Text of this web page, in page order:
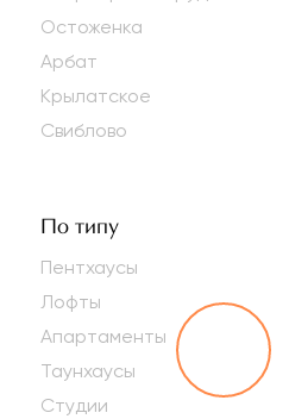
Остоженка
Арбат
Крылатское
Свиблово
По типу
Пентхаусы
Лофты
Апартаменты
Таунхаусы
Студии